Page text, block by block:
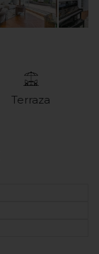
Terraza